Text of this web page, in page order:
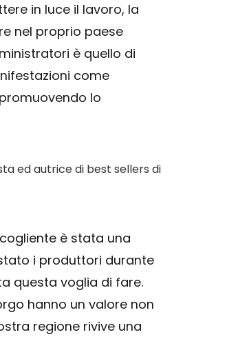
in luce il lavoro, la
nel proprio paese
è quello di
come
lo
ed autrice di best sellers di
è stata una
i produttori durante
questa voglia di fare.
hanno un valore non
regione rivive una